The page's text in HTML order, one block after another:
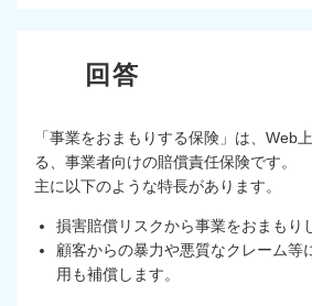
「事業をおまもりする保険」は、Web
る、事業者向けの賠償責任保険です。
主に以下のような特長があります。
損害賠償リスクから事業をおまもり
顧客からの暴力や悪質なクレーム等
用も補償します。